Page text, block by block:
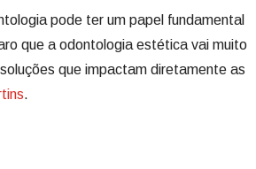
pode ter um papel fundamental
que a odontologia estética vai muito
que impactam diretamente as
.